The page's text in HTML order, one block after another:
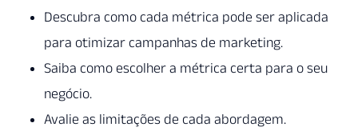
Descubra como cada métrica pode ser aplicada
para otimizar campanhas de marketing.
Saiba como escolher a métrica certa para o seu
negócio.
Avalie as limitações de cada abordagem.